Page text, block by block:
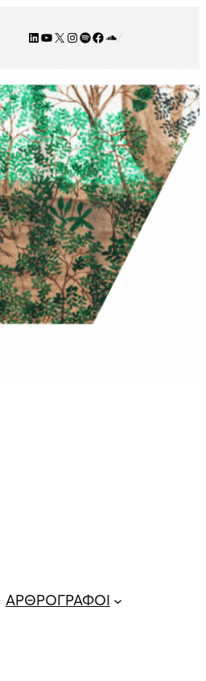
LinkedIn
YouTube
X Instagram
Spotify
Facebook
SoundCloud
/
ΑΡΘΡΟΓΡΑΦΟΙ